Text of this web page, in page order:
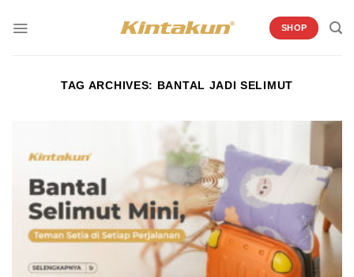
SHOP
TAG ARCHIVES: BANTAL JADI SELIMUT